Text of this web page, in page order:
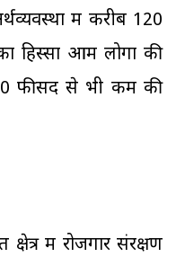
में करीब 120
हिस्सा आम लोगों की
फीसद से भी कम की
में रोजगार संरक्षण